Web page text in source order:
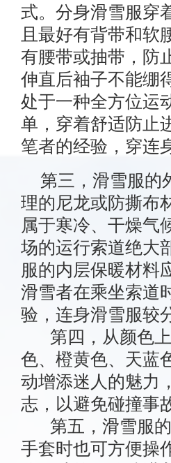
式。分身滑雪服穿
且最好有背带和软
有腰带或抽带，防
伸直后袖子不能绷
处于一种全方位运
单，穿着舒适防止
笔者的经验，穿连
第三，滑雪服的
理的尼龙或防撕布
属于寒冷、干燥气
场的运行索道绝大
服的内层保暖材料
滑雪者在乘坐索道
验，连身滑雪服较
第四，从颜色上
色、橙黄色、天蓝
动增添迷人的魅力
志，以避免碰撞事
第五，滑雪服的
手套时也可方便操